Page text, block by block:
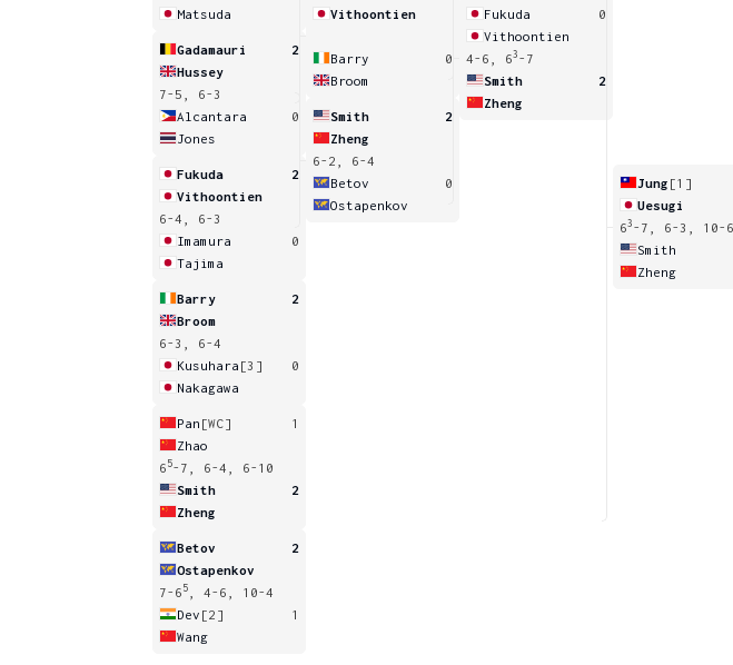
Matsuda
Gadamauri
2
Hussey
7-5, 6-3
Alcantara
0
Jones
Fukuda
2
Vithoontien
6-4, 6-3
Imamura
0
Tajima
Barry
2
Broom
6-3, 6-4
Kusuhara [3]
0
Nakagawa
Pan [WC]
1
Zhao
6 5-7, 6-4, 6-10
Smith
2
Zheng
Betov
2
Ostapenkov
7-6 5
, 4-6, 10-4
Dev [2]
1
Wang
Vithoontien
Barry
0
Broom
Smith
2
Zheng
6-2, 6-4
Betov
0
Ostapenkov
Fukuda
0
Vithoontien
4-6, 63 -7
Smith
2
Zheng
Jung [1]
Uesugi
63 -7, 6-3, 10-6
Smith
Zheng